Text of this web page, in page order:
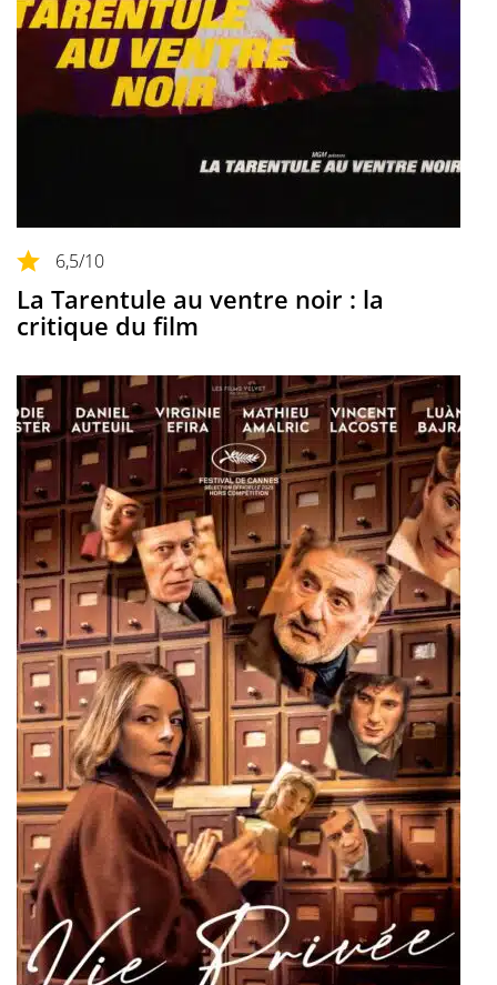
6,5/10
La Tarentule au ventre noir : la
critique du film